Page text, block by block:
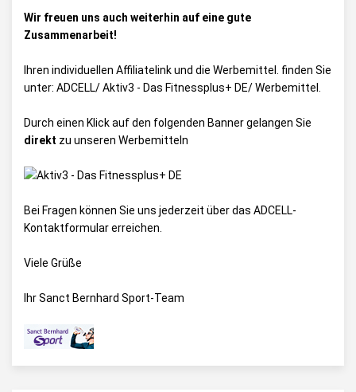
Wir freuen uns auch weiterhin auf eine gute
Zusammenarbeit!
Ihren individuellen Affiliatelink und die Werbemittel. finden Sie
unter: ADCELL/ Aktiv3 - Das Fitnessplus+ DE/ Werbemittel
Durch einen Klick auf den folgenden Banner gelangen Sie
direkt zu unseren Werbemitteln
Bei Fragen können Sie uns jederzeit über das ADCELL-
Kontaktformularerreichen.
Viele Grüße
Ihr Sanct Bernhard Sport-Team